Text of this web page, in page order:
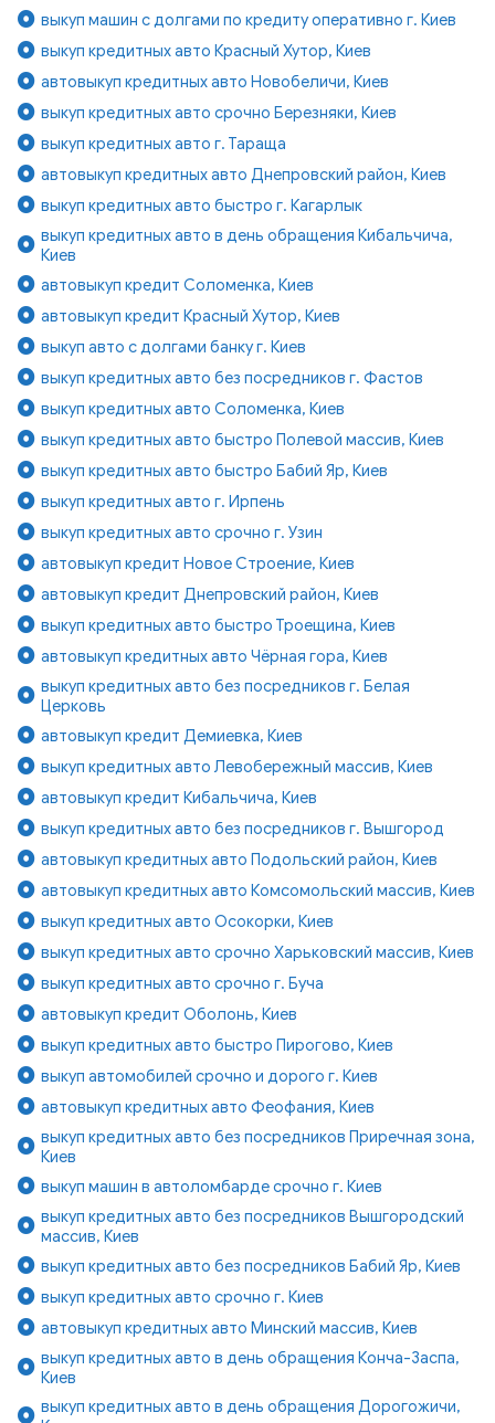
выкуп машин с долгами по кредиту оперативно г. Киев
выкуп кредитных авто Красный Хутор, Киев
автовыкуп кредитных авто Новобеличи, Киев
выкуп кредитных авто срочно Березняки, Киев
выкуп кредитных авто г. Тараща
автовыкуп кредитных авто Днепровский район, Киев
выкуп кредитных авто быстро г. Кагарлык
выкуп кредитных авто в день обращения Кибальчича,
Киев
автовыкуп кредит Соломенка, Киев
автовыкуп кредит Красный Хутор, Киев
выкуп авто с долгами банку г. Киев
выкуп кредитных авто без посредников г. Фастов
выкуп кредитных авто Соломенка, Киев
выкуп кредитных авто быстро Полевой массив, Киев
выкуп кредитных авто быстро Бабий Яр, Киев
выкуп кредитных авто г. Ирпень
выкуп кредитных авто срочно г. Узин
автовыкуп кредит Новое Строение, Киев
автовыкуп кредит Днепровский район, Киев
выкуп кредитных авто быстро Троещина, Киев
автовыкуп кредитных авто Чёрная гора, Киев
выкуп кредитных авто без посредников г. Белая
Церковь
автовыкуп кредит Демиевка, Киев
выкуп кредитных авто Левобережный массив, Киев
автовыкуп кредит Кибальчича, Киев
выкуп кредитных авто без посредников г. Вышгород
автовыкуп кредитных авто Подольский район, Киев
автовыкуп кредитных авто Комсомольский массив, Киев
выкуп кредитных авто Осокорки, Киев
выкуп кредитных авто срочно Харьковский массив, Киев
выкуп кредитных авто срочно г. Буча
автовыкуп кредит Оболонь, Киев
выкуп кредитных авто быстро Пирогово, Киев
выкуп автомобилей срочно и дорого г. Киев
автовыкуп кредитных авто Феофания, Киев
выкуп кредитных авто без посредников Приречная зона,
Киев
выкуп машин в автоломбарде срочно г. Киев
выкуп кредитных авто без посредников Вышгородский
массив, Киев
выкуп кредитных авто без посредников Бабий Яр, Киев
выкуп кредитных авто срочно г. Киев
автовыкуп кредитных авто Минский массив, Киев
выкуп кредитных авто в день обращения Конча-Заспа,
Киев
выкуп кредитных авто в день обращения Дорогожичи,